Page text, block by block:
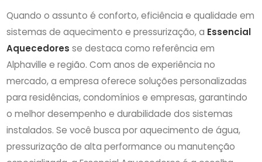
Quando o assunto é conforto, eficiência e qualidade em
sistemas de aquecimento e pressurização, a Essencial
Aquecedores se destaca como referência em
Alphaville e região. Com anos de experiência no
mercado, a empresa oferece soluções personalizadas
para residências, condomínios e empresas, garantindo
o melhor desempenho e durabilidade dos sistemas
instalados. Se você busca por aquecimento de água,
pressurização de alta performance ou manutenção